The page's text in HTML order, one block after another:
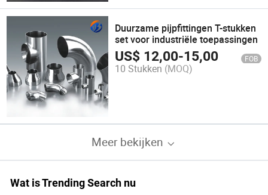
Duurzame pijpfittingen T-stukken
set voor industriële toepassingen
US$ 12,00-15,00 FOB
10 Stukken (MOQ)
Meer bekijken
Wat is Trending Search nu